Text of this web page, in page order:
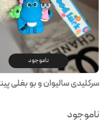
ناموجود
سرکلیدی سالیوان و بو بغلی
ناموجود